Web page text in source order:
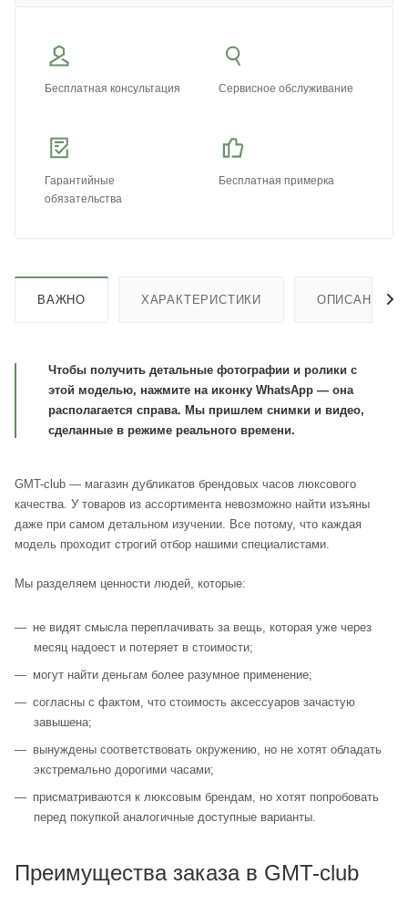
Бесплатная консультация Сервисное обслуживание
Гарантийные
обязательства
Бесплатная примерка
ВАЖНО ХАРАКТЕРИСТИКИ ОПИСАНИЕ
Чтобы получить детальные фотографии и ролики с
этой моделью, нажмите на иконку WhatsApp — она
располагается справа. Мы пришлем снимки и видео,
сделанные в режиме реального времени.
GMT-club — магазин дубликатов брендовых часов люксового
качества. У товаров из ассортимента невозможно найти изъяны
даже при самом детальном изучении. Все потому, что каждая
модель проходит строгий отбор нашими специалистами.
Мы разделяем ценности людей, которые:
не видят смысла переплачивать за вещь, которая уже через
месяц надоест и потеряет в стоимости;
могут найти деньгам более разумное применение;
согласны с фактом, что стоимость аксессуаров зачастую
завышена;
вынуждены соответствовать окружению, но не хотят обладать
экстремально дорогими часами;
присматриваются к люксовым брендам, но хотят попробовать
перед покупкой аналогичные доступные варианты.
Преимущества заказа в GMT-club